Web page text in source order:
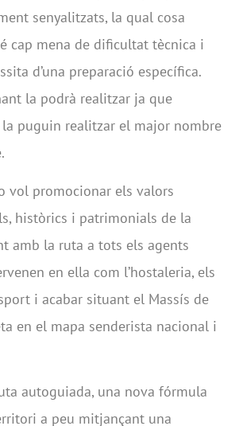
senyalitzats, la qual cosa
cap mena de dificultat tècnica i
d’una preparació específica.
la podrà realitzar ja que
la puguin realitzar el major nombre
vol promocionar els valors
històrics i patrimonials de la
amb la ruta a tots els agents
en ella com l’hostaleria, els
i acabar situant el Massís de
en el mapa senderista nacional i
autoguiada, una nova fórmula
a peu mitjançant una